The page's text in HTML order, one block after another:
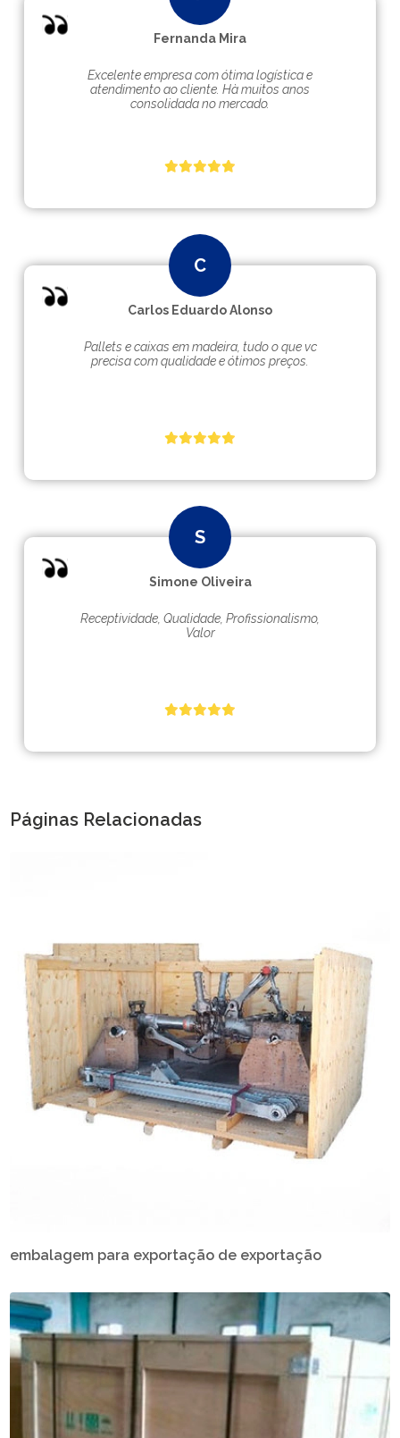
Fernanda Mira
Excelente empresa com ótima logística e
atendimento ao cliente. Hà muitos anos
consolidada no mercado.
Carlos Eduardo Alonso
Pallets e caixas em madeira, tudo o que vc
precisa com qualidade e ótimos preços.
Simone Oliveira
Receptividade, Qualidade, Profissionalismo,
Valor
Páginas Relacionadas
embalagem para exportação de exportação